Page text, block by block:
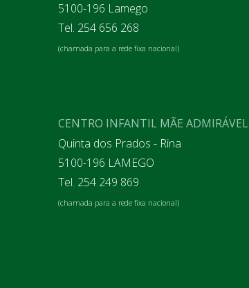
5100-196 Lamego
Tel. 254 656 268
(chamada para a rede fixa nacional)
CENTRO INFANTIL MÃE ADMIRÁVEL
Quinta dos Prados - Rina
5100-196 LAMEGO
Tel. 254 249 869
(chamada para a rede fixa nacional)